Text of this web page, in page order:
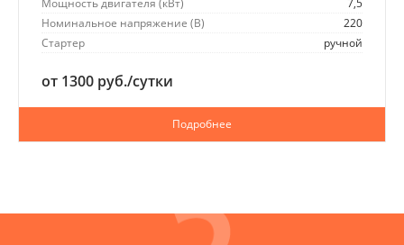
Мощность двигателя (кВт)
7,5
Номинальное напряжение (В)
220
Стартер
ручной
от 1300 руб./сутки
Подробнее